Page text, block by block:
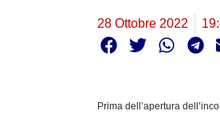
28 Ottobre 2022
Prima dell’apertura